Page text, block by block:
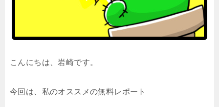
こんにちは、岩崎です。
今回は、私のオススメの無料レポート